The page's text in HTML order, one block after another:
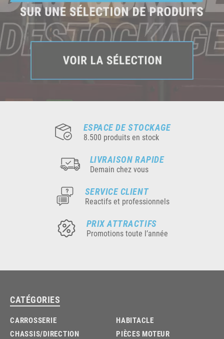
ESPACE DE STOCKAGE
8.500 produits en stock
LIVRAISON RAPIDE
Demain chez vous
SERVICE CLIENT
Reactifs et professionnels
PRIX ATTRACTIFS
Promotions toute l’année
CATÉGORIES
CARROSSERIE
CHASSIS/DIRECTION
HABITACLE
PIÈCES MOTEUR